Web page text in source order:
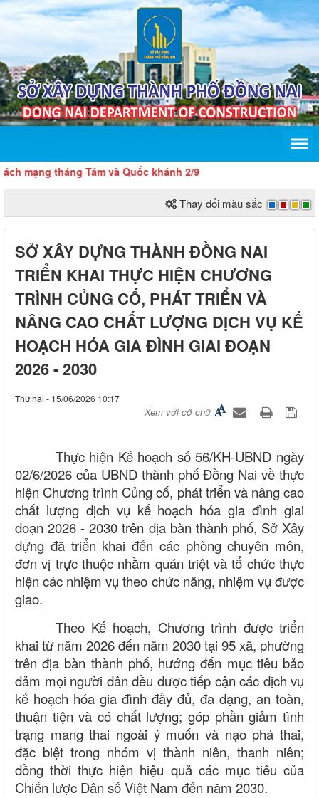
tháng Tám và Quốc khánh 2/9
Thay đổi màu sắc
SỞ XÂY DỰNG THÀNH ĐỒNG NAI
TRIỂN KHAI THỰC HIỆN CHƯƠNG
TRÌNH CỦNG CỐ, PHÁT TRIỂN VÀ
NÂNG CAO CHẤT LƯỢNG DỊCH VỤ KẾ
HOẠCH HÓA GIA ĐÌNH GIAI ĐOẠN
2026 - 2030
Thứ hai - 15/06/2026 10:17
Xem với cỡ chữ
Thực hiện Kế hoạch số 56/KH-UBND ngày
02/6/2026 của UBND thành phố Đồng Nai về thực
hiện Chương trình Củng cố, phát triển và nâng cao
chất lượng dịch vụ kế hoạch hóa gia đình giai
đoạn 2026 - 2030 trên địa bàn thành phố, Sở Xây
dựng đã triển khai đến các phòng chuyên môn,
đơn vị trực thuộc nhằm quán triệt và tổ chức thực
hiện các nhiệm vụ theo chức năng, nhiệm vụ được
giao.
Theo Kế hoạch, Chương trình được triển
khai từ năm 2026 đến năm 2030 tại 95 xã, phường
trên địa bàn thành phố, hướng đến mục tiêu bảo
đảm mọi người dân đều được tiếp cận các dịch vụ
kế hoạch hóa gia đình đầy đủ, đa dạng, an toàn,
thuận tiện và có chất lượng; góp phần giảm tình
trạng mang thai ngoài ý muốn và nạo phá thai,
đặc biệt trong nhóm vị thành niên, thanh niên;
đồng thời thực hiện hiệu quả các mục tiêu của
Chiến lược Dân số Việt Nam đến năm 2030.